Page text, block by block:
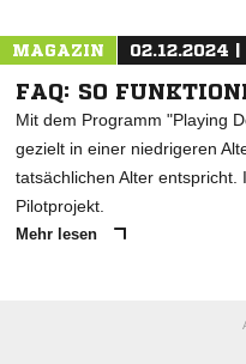
MAGAZIN 02.12.2024
FAQ: SO
Mit dem Programm "Playing
gezielt in einer niedrigeren
tatsächlichen Alter entspricht.
Pilotprojekt.
Mehr lesen